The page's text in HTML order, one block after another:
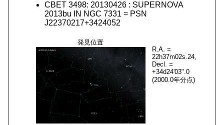
CBET 3498: 20130426 : SUPERNOVA
2013bu IN NGC 7331 = PSN
J22370217+3424052
発見位置
R.A. =
22h37m02s.24,
Decl. =
+34d24'03".0
(2000.0年分点)